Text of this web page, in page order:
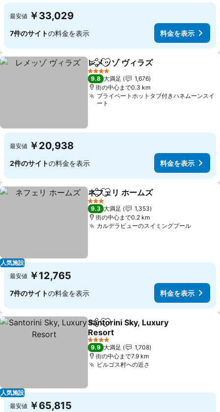
最安値 ￥33,029
7件のサイトの料金を表示 料金を表示
シェアお気に入りに追加
レメッゾ ヴィラズ
4 ホテルのランク
9.8 大満足
1,676
街の中心まで0.3 km
プライベートホットタブ付きハネムーンスイ
ート
最安値 ￥20,938
2件のサイトの料金を表示 料金を表示
人気施設
シェアお気に入りに追加
ネフェリ ホームズ
3 ホテルのランク
9.3 大満足
1,353
街の中心まで0.2 km
カルデラビューのスイミングプール
最安値 ￥12,765
7件のサイトの料金を表示 料金を表示
人気施設
シェアお気に入りに追加
Santorini Sky, Luxury
Resort
4 ホテルのランク
9.9 大満足
1,708
街の中心まで7.9 km
ピルゴス村への近さ
最安値 ￥65,815